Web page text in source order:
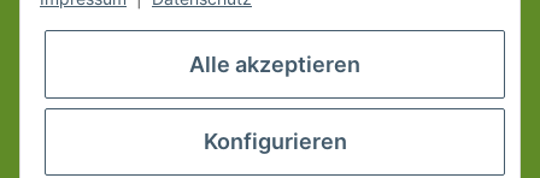
Alle akzeptieren
Konfigurieren